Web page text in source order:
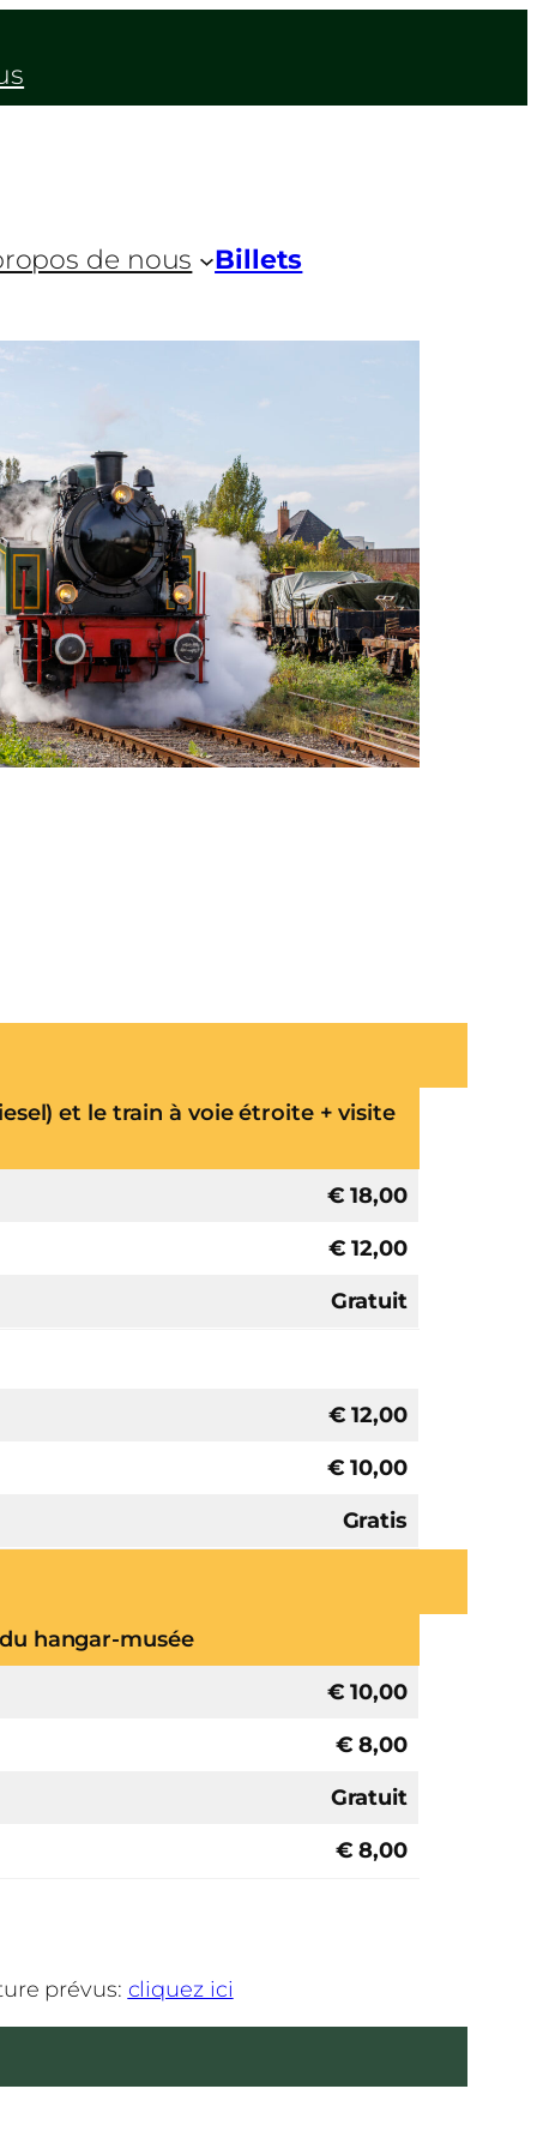
de nous
Billets
et le train à voie étroite + visite
€ 18,00
€ 12,00
Gratuit
€ 12,00
€ 10,00
Gratis
hangar-musée
€ 10,00
€ 8,00
Gratuit
€ 8,00
prévus: cliquez ici